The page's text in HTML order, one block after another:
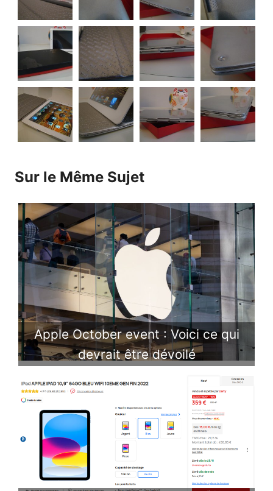
Sur le Même Sujet
Apple October event : Voici ce qui
devrait être dévoilé